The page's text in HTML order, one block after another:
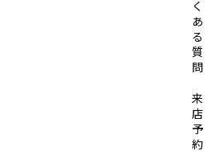
く
あ
る
質
問
来
店
予
約